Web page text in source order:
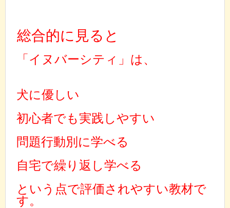
総合的に見ると
「イヌバーシティ」は、
犬に優しい
初心者でも実践しやすい
問題行動別に学べる
自宅で繰り返し学べる
という点で評価されやすい教材で
す。